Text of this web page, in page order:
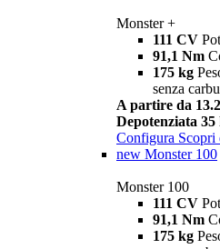
Monster +
111 CV
91,1 Nm
175 kg
senza
A partire da
Depotenziata
Configura Scopri
new Monster 100
Monster 100
111 CV
91,1 Nm
175 kg